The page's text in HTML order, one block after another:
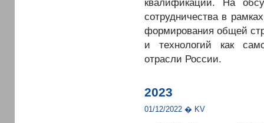
сотрудничества в
формирования общей
и технологий как
отрасли России.
2023
01/12/2022 � KV